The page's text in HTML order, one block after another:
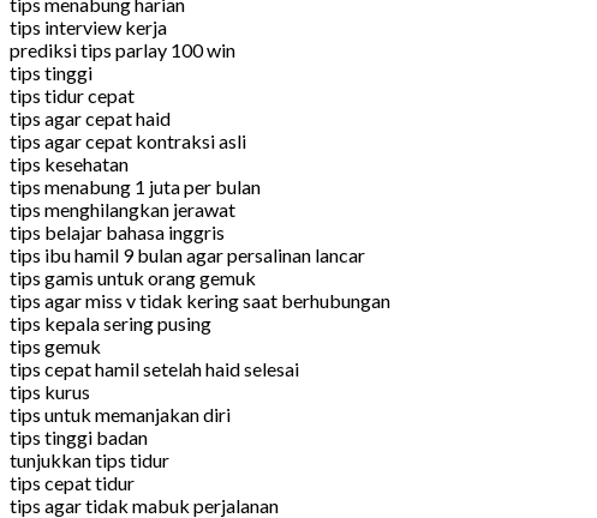
tips interview kerja
prediksi tips parlay 100 win
tips tinggi
tips tidur cepat
tips agar cepat haid
tips agar cepat kontraksi asli
tips kesehatan
tips menabung 1 juta per bulan
tips menghilangkan jerawat
tips belajar bahasa inggris
tips ibu hamil 9 bulan agar persalinan lancar
tips gamis untuk orang gemuk
tips agar miss v tidak kering saat berhubungan
tips kepala sering pusing
tips gemuk
tips cepat hamil setelah haid selesai
tips kurus
tips untuk memanjakan diri
tips tinggi badan
tunjukkan tips tidur
tips cepat tidur
tips agar tidak mabuk perjalanan